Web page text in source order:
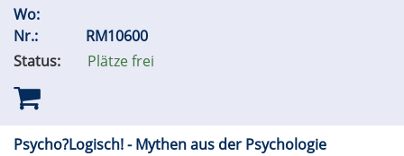
Wo:
Nr.:
RM10600
Status:
Plätze frei
Psycho?Logisch! - Mythen aus der Psychologie